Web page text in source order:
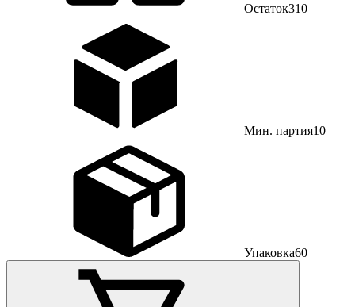
Остаток310
Мин. партия10
Упаковка60